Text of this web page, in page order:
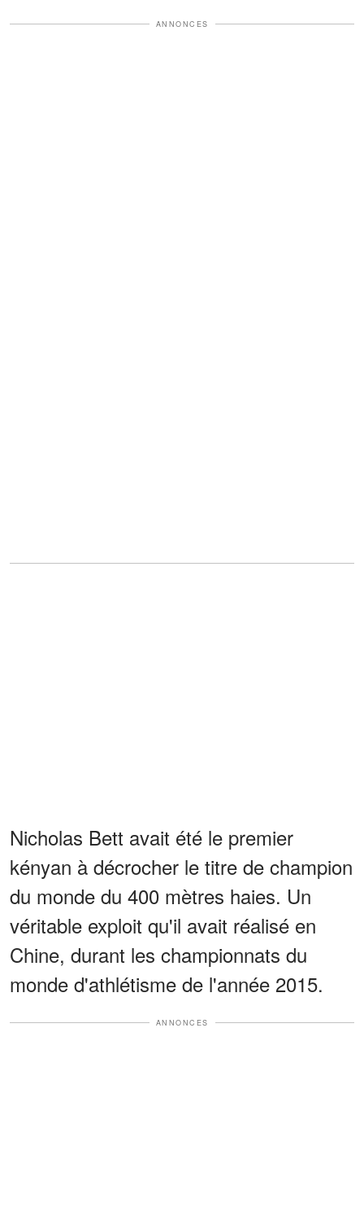
ANNONCES
Nicholas Bett avait été le premier
kényan à décrocher le titre de champion
du monde du 400 mètres haies. Un
véritable exploit qu'il avait réalisé en
Chine, durant les championnats du
monde d'athlétisme de l'année 2015.
ANNONCES